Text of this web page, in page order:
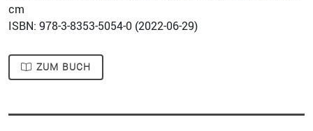
cm
ISBN: 978-3-8353-5054-0 (2022-06-29)
ZUM BUCH